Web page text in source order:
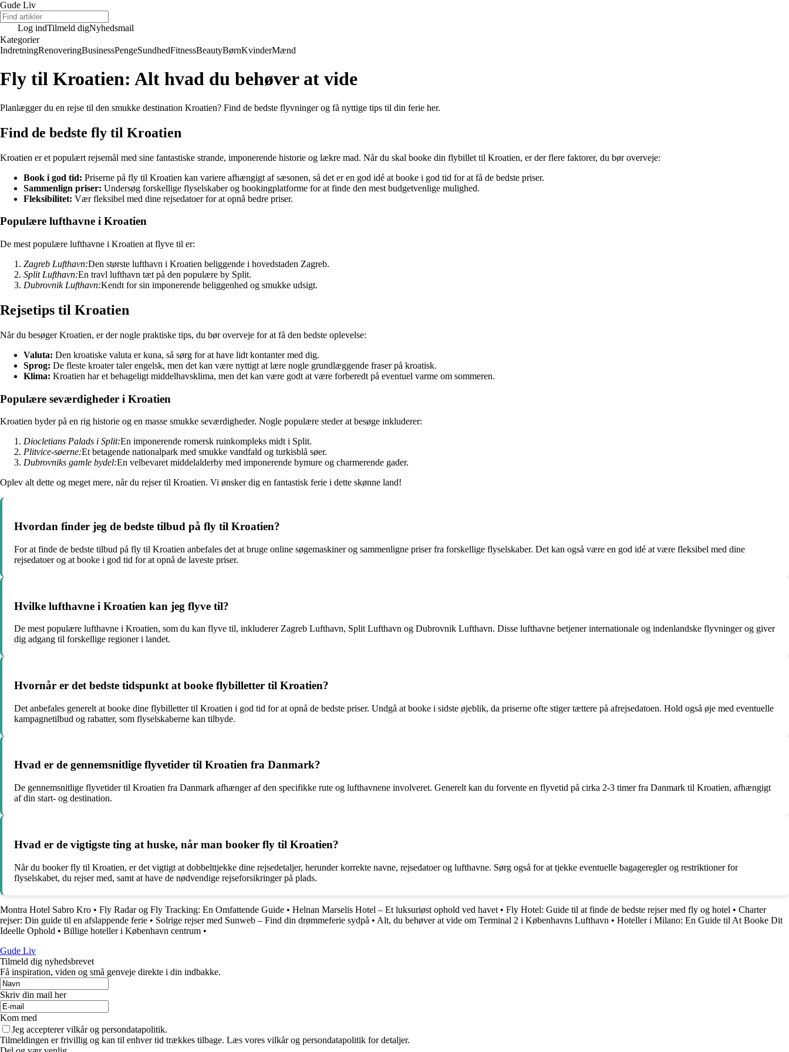
Gude Liv
Log indTilmeld digNyhedsmail
Kategorier
IndretningRenoveringBusinessPengeSundhedFitnessBeautyBørnKvinderMænd
Fly til Kroatien: Alt hvad du behøver at vide
Planlægger du en rejse til den smukke destination Kroatien? Find de bedste flyvninger og få nyttige tips til din ferie her.
Find de bedste fly til Kroatien
Kroatien er et populært rejsemål med sine fantastiske strande, imponerende historie og lækre mad. Når du skal booke din flybillet til Kroatien, er der flere faktorer, du bør overveje:
Book i god tid: Priserne på fly til Kroatien kan variere afhængigt af sæsonen, så det er en god idé at booke i god tid for at få de bedste priser.
Sammenlign priser: Undersøg forskellige flyselskaber og bookingplatforme for at finde den mest budgetvenlige mulighed.
Fleksibilitet: Vær fleksibel med dine rejsedatoer for at opnå bedre priser.
Populære lufthavne i Kroatien
De mest populære lufthavne i Kroatien at flyve til er:
Zagreb Lufthavn:Den største lufthavn i Kroatien beliggende i hovedstaden Zagreb.
Split Lufthavn:En travl lufthavn tæt på den populære by Split.
Dubrovnik Lufthavn:Kendt for sin imponerende beliggenhed og smukke udsigt.
Rejsetips til Kroatien
Når du besøger Kroatien, er der nogle praktiske tips, du bør overveje for at få den bedste oplevelse:
Valuta: Den kroatiske valuta er kuna, så sørg for at have lidt kontanter med dig.
Sprog: De fleste kroater taler engelsk, men det kan være nyttigt at lære nogle grundlæggende fraser på kroatisk.
Klima: Kroatien har et behageligt middelhavsklima, men det kan være godt at være forberedt på eventuel varme om sommeren.
Populære seværdigheder i Kroatien
Kroatien byder på en rig historie og en masse smukke seværdigheder. Nogle populære steder at besøge inkluderer:
Diocletians Palads i Split:En imponerende romersk ruinkompleks midt i Split.
Plitvice-søerne:Et betagende nationalpark med smukke vandfald og turkisblå søer.
Dubrovniks gamle bydel:En velbevaret middelalderby med imponerende bymure og charmerende gader.
Oplev alt dette og meget mere, når du rejser til Kroatien. Vi ønsker dig en fantastisk ferie i dette skønne land!
Hvordan finder jeg de bedste tilbud på fly til Kroatien?
For at finde de bedste tilbud på fly til Kroatien anbefales det at bruge online søgemaskiner og sammenligne priser fra forskellige flyselskaber. Det kan også være en god idé at være fleksibel med dine
rejsedatoer og at booke i god tid for at opnå de laveste priser.
Hvilke lufthavne i Kroatien kan jeg flyve til?
De mest populære lufthavne i Kroatien, som du kan flyve til, inkluderer Zagreb Lufthavn, Split Lufthavn og Dubrovnik Lufthavn. Disse lufthavne betjener internationale og indenlandske flyvninger og giver
dig adgang til forskellige regioner i landet.
Hvornår er det bedste tidspunkt at booke flybilletter til Kroatien?
Det anbefales generelt at booke dine flybilletter til Kroatien i god tid for at opnå de bedste priser. Undgå at booke i sidste øjeblik, da priserne ofte stiger tættere på afrejsedatoen. Hold også øje med eventuelle
kampagnetilbud og rabatter, som flyselskaberne kan tilbyde.
Hvad er de gennemsnitlige flyvetider til Kroatien fra Danmark?
De gennemsnitlige flyvetider til Kroatien fra Danmark afhænger af den specifikke rute og lufthavnene involveret. Generelt kan du forvente en flyvetid på cirka 2-3 timer fra Danmark til Kroatien, afhængigt
af din start- og destination.
Hvad er de vigtigste ting at huske, når man booker fly til Kroatien?
Når du booker fly til Kroatien, er det vigtigt at dobbelttjekke dine rejsedetaljer, herunder korrekte navne, rejsedatoer og lufthavne. Sørg også for at tjekke eventuelle bagageregler og restriktioner for
flyselskabet, du rejser med, samt at have de nødvendige rejseforsikringer på plads.
Montra Hotel Sabro Kro • Fly Radar og Fly Tracking: En Omfattende Guide • Helnan Marselis Hotel – Et luksuriøst ophold ved havet • Fly Hotel: Guide til at finde de bedste rejser med fly og hotel • Charter
rejser: Din guide til en afslappende ferie • Solrige rejser med Sunweb – Find din drømmeferie sydpå • Alt, du behøver at vide om Terminal 2 i Københavns Lufthavn • Hoteller i Milano: En Guide til At Booke Dit
Ideelle Ophold • Billige hoteller i København centrum •
Gude Liv
Tilmeld dig nyhedsbrevet
Få inspiration, viden og små genveje direkte i din indbakke.
Skriv din mail her
Kom med
Jeg accepterer vilkår og persondatapolitik.
Tilmeldingen er frivillig og kan til enhver tid trækkes tilbage. Læs vores vilkår og persondatapolitik for detaljer.